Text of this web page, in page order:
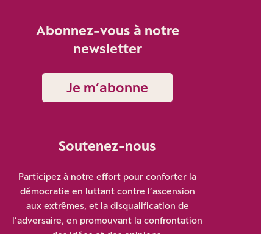
Abonnez-vous à notre
newsletter
Je m‘abonne
Soutenez-nous
Participez à notre effort pour conforter la
démocratie en luttant contre l’ascension
aux extrêmes, et la disqualification de
l’adversaire, en promouvant la confrontation